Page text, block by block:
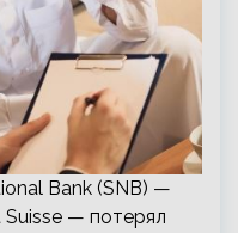
Bank (SNB) —
— потерял